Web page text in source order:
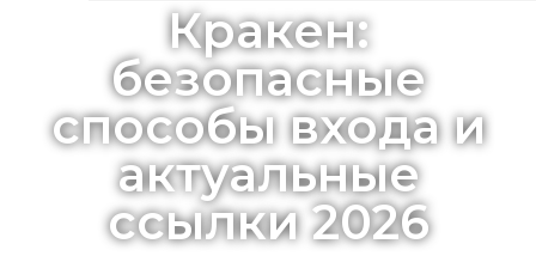
Кракен:
безопасные
способы входа и
актуальные
ссылки 2026